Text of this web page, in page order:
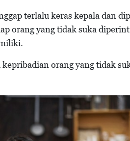
terlalu keras kepala dan
orang yang tidak suka
orang yang tidak